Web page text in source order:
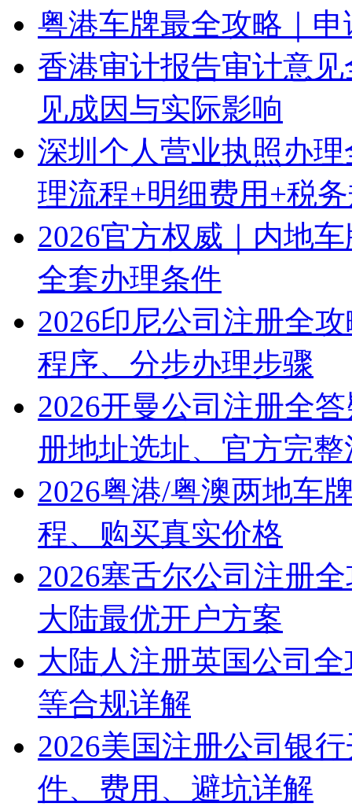
粤港车牌最全攻略｜
香港审计报告审计意
见成因与实际影响
深圳个人营业执照办
理流程+明细费用+税
2026官方权威｜内地
全套办理条件
2026印尼公司注册全
程序、分步办理步骤
2026开曼公司注册全
册地址选址、官方完
2026粤港/粤澳两地车
程、购买真实价格
2026塞舌尔公司注册
大陆最优开户方案
大陆人注册英国公司
等合规详解
2026美国注册公司银
件、费用、避坑详解